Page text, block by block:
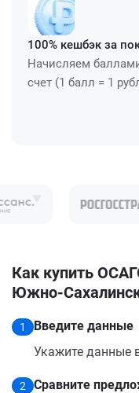
100% кешбэк за
Начисляем
счет (1 балл = 1
Как купить
Южно-
1
Введите данные
Укажите данные
2
Сравните